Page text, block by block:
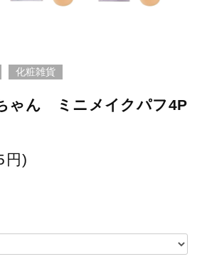
化粧雑貨
ゃん ミニメイクパフ4P
円)